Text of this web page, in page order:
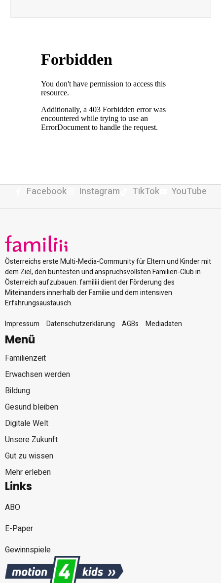
Facebook Instagram TikTok YouTube
Österreichs erste Multi-Media-Community für Eltern und Kinder mit
dem Ziel, den buntesten und anspruchsvollsten Familien-Club in
Österreich aufzubauen. familiii dient der Förderung des
Miteinanders innerhalb der Familie und dem intensiven
Erfahrungsaustausch.
Impressum
Datenschutzerklärung AGBs Mediadaten
Menü
Familienzeit
Erwachsen werden
Bildung
Gesund bleiben
Digitale Welt
Unsere Zukunft
Gut zu wissen
Mehr erleben
Links
ABO
E-Paper
Gewinnspiele